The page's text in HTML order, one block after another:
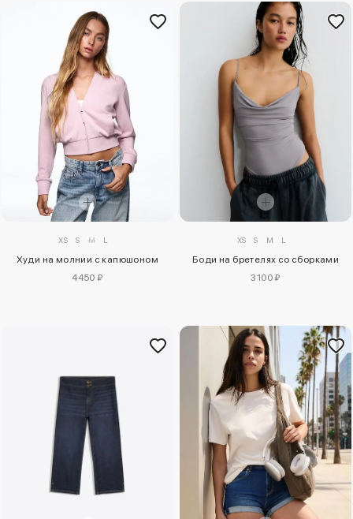
XS S M L
Худи на молнии с капюшоном
4450 ₽
XS S M L
Боди на бретелях со сборками
3100 ₽